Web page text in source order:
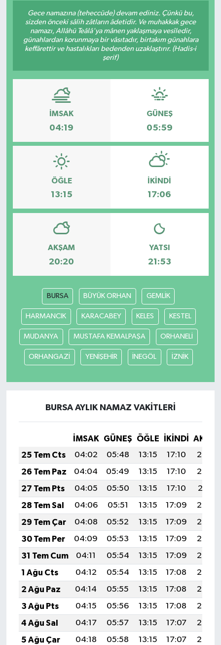
Gece namazına (teheccüde) devam ediniz. Çünkü bu,
sizden önceki sâlih zâtların âdetidir. Ve muhakkak gece
namazı, Allâhü Teâlâ'ya mânen yaklaşmaya vesîledir,
günahlardan korunmaya bir vâsıtadır, birtakım günahlara
keffârettir ve hastalıkları bedenden uzaklaştırır. (Hadis-i
şerif)
İMSAK
04:19
GÜNEŞ
05:59
ÖĞLE
13:15
İKINDI
17:06
AKŞAM
20:20
YATSI
21:53
BURSA BÜYÜK ORHAN GEMLİK
HARMANCIK KARACABEY KELES KESTEL
MUDANYA MUSTAFA KEMALPAŞA ORHANELİ
ORHANGAZİ YENİŞEHİR İNEGÖL İZNİK
BURSA AYLIK NAMAZ VAKITLERI
İMSAK GÜNEŞ ÖĞLE İKINDI
25 Tem Cts
04:02 05:48 13:15 17:10
20:33
26 Tem Paz
04:04 05:49 13:15 17:10
20:32
27 Tem Pts
04:05 05:50 13:15 17:10
20:31
28 Tem Sal
04:06 05:51 13:15 17:09
20:30
29 Tem Çar
04:08 05:52 13:15 17:09
20:29
30 Tem Per
04:09 05:53 13:15 17:09
20:28
31 Tem Cum
04:11 05:54 13:15 17:09
20:27
1 Ağu Cts
04:12 05:54 13:15 17:08
20:26
2 Ağu Paz
04:14 05:55 13:15 17:08
20:25
3 Ağu Pts
04:15 05:56 13:15 17:08
20:24
4 Ağu Sal
04:17 05:57 13:15 17:07
20:23
5 Ağu Çar
04:18 05:58 13:15 17:07
20:22
Siyaset
Spor
Video Galeri
Yaşam